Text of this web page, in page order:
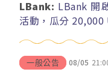
LBank: LBank 開
活動，瓜分 20,000
一般公告 08/05